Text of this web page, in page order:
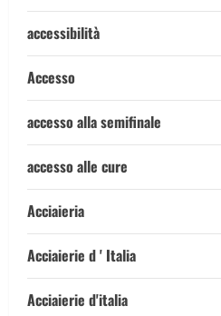
accessibilità
Accesso
accesso alla semifinale
accesso alle cure
Acciaieria
Acciaierie d ' Italia
Acciaierie d'italia